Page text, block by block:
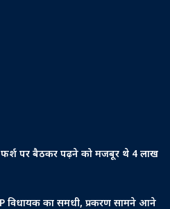
फर्श पर बैठकर पढ़ने को मजबूर थे 4 लाख
विधायक का समधी, प्रकरण सामने आने